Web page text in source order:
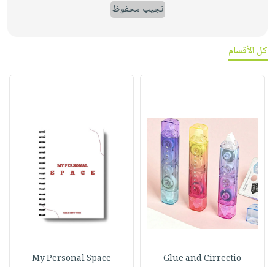
نجيب محفوظ
كل الأقسام
Glue and Cirrectio
My Personal Space